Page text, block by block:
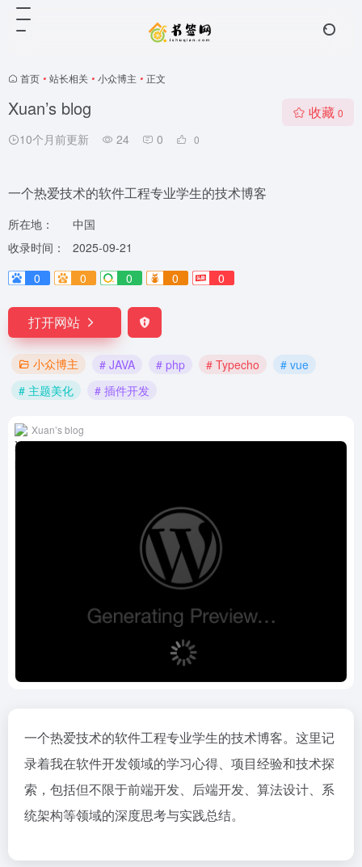
首页 • 站长相关 • 小众博主 • 正文
Xuan’s blog
10个月前更新 24 0 0
收藏 0
一个热爱技术的软件工程专业学生的技术博客
所在地：
中国
收录时间：
2025-09-21
0
0 0 0 0
打开网站
小众博主 # JAVA # php # Typecho
# vue
# 主题美化
# 插件开发
Xuan’s blog
一个热爱技术的软件工程专业学生的技术博客。这里记
录着我在软件开发领域的学习心得、项目经验和技术探
索，包括但不限于前端开发、后端开发、算法设计、系
统架构等领域的深度思考与实践总结。